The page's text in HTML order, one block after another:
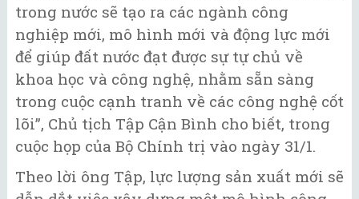
trong nước sẽ tạo ra các ngành công
nghiệp mới, mô hình mới và động lực mới
để giúp đất nước đạt được sự tự chủ về
khoa học và công nghệ, nhằm sẵn sàng
trong cuộc cạnh tranh về các công nghệ cốt
lõi”, Chủ tịch Tập Cận Bình cho biết, trong
cuộc họp của Bộ Chính trị vào ngày 31/1.
Theo lời ông Tập, lực lượng sản xuất mới sẽ